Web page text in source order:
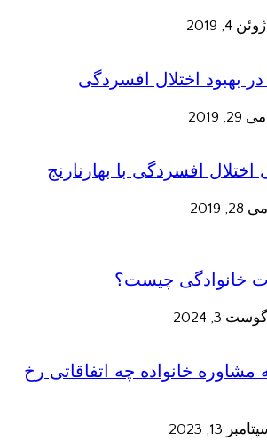
ژوئن 4, 2019
در بهبود اختلال افسردگی
می 29, 2019
افسردگی با بهارنارنج
می 28, 2019
خانوادگی چیست؟
آگوست 3, 2024
خانواده چه اتفاقاتی رخ
13, 2023